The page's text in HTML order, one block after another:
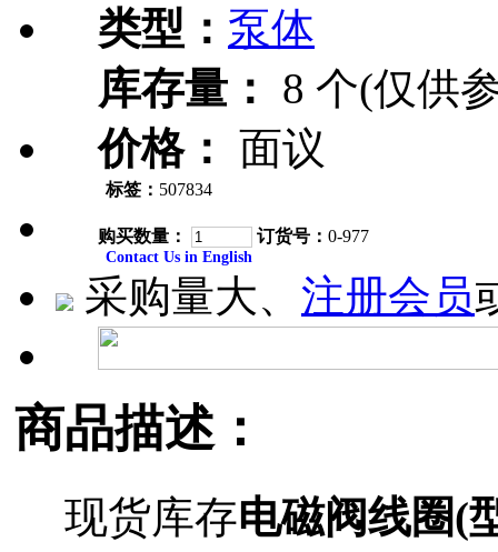
类型： 泵体
库存量：
8 个(仅供
价格： 面议
标签： 507834
购买数量： 订货号： 0-977
Contact Us in English
采购量大、 注册会员
商品描述：
现货库存电磁阀线圈(